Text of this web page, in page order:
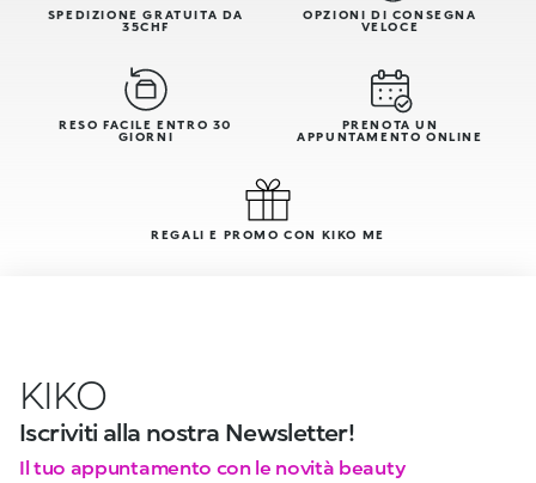
SPEDIZIONE GRATUITA DA
35CHF
OPZIONI DI CONSEGNA
VELOCE
RESO FACILE ENTRO 30
GIORNI
PRENOTA UN
APPUNTAMENTO ONLINE
REGALI E PROMO CON KIKO ME
KIKO
Iscriviti alla nostra Newsletter!
Il tuo appuntamento con le novità beauty